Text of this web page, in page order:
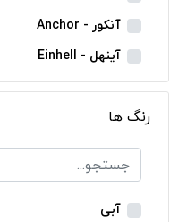
بکس شارژی
دریل نمونه برداری
بتن کن شارژی
جارو شارژی
میخکوب شارژی
فرز شارژی
آنکور - Anchor
آینهل - Einhell
ان ای سی - NEC
ایران ترانس - Iran Trans
بوش - Bosch
توسن - Tosan
جنیوس - Genius
رنگ ها
آبی